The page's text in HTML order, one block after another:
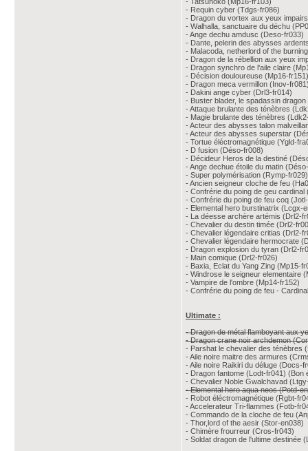
- Requin cyber (Tdgs-fr086)
- Dragon du vortex aux yeux
- Walhalla, sanctuaire du déchu
- Ange dechu amdusc (Deso-fr033)
- Dante, pelerin des abysses
- Malacoda, netherlord of the
- Dragon de la rébellion aux yeux
- Dragon synchro de l'aile claire
- Décision douloureuse (Mp16-fr151)
- Dragon meca vermillon (Inov-
- Dakini ange cyber (Drl3-fr014)
- Buster blader, le spadassin
- Attaque brulante des ténèbres
- Magie brulante des ténèbres
- Acteur des abysses talon
- Acteur des abysses superstar
- Tortue éléctromagnétique (Ygld-
- D fusion (Déso-fr008)
- Décideur Heros de la destiné
- Ange dechue étoile du matin
- Super polymérisation (Rymp-fr029)
- Ancien seigneur cloche de feu
- Confrérie du poing de geu cardinal
- Confrérie du poing de feu coq
- Elemental hero burstinatrix (Lcgx-
- La déesse archère artémis (Drl2-
- Chevalier du destin timée (Drl2-
- Chevalier légendaire critias (Drl2-
- Chevalier légendaire hermocrate
- Dragon explosion du tyran (Drl2-
- Main comique (Drl2-fr026)
- Baxia, Eclat du Yang Zing (Mp15-
- Windrose le seigneur elementaire
- Vampire de l'ombre (Mp14-fr152)
- Confrérie du poing de feu -
Ultimate :
- Dragon de métal flamboyant aux
- Dragon crane noir archdemon
- Parshat le chevalier des ténèbres
- Aile noire maitre des armures
- Aile noire Raikiri du déluge (Docs-
- Dragon fantome (Lodt-fr041) (Bon
- Chevalier Noble Gwalchavad
- Elemental hero aqua neos (Potd-
- Robot éléctromagnétique (Rgbt-
- Accelerateur Tri-flammes (Fotb-
- Commando de la cloche de feu
- Thor,lord of the aesir (Stor-en038)
- Chimère frourreur (Cros-fr043)
- Soldat dragon de l'ultime destinée